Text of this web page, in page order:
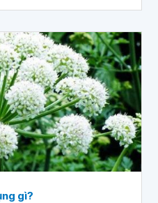
gì?